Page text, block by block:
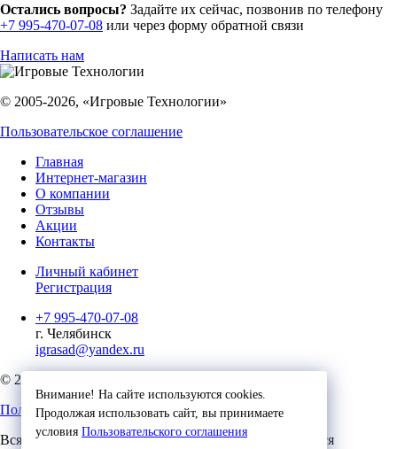
Внимание! На сайте используются cookies.
Продолжая использовать сайт, вы принимаете
условия Пользовательского соглашения
Остались вопросы? Задайте их сейчас, позвонив по телефону
+7 995-470-07-08 или через форму обратной связи
Написать нам
© 2005-2026, «Игровые Технологии»
Пользовательское соглашение
Главная
Интернет-магазин
О компании
Отзывы
Акции
Контакты
Личный кабинет
Регистрация
+7 995-470-07-08
г. Челябинск
igrasad@yandex.ru
© 2023, Игровые Технологии
Пользовательское соглашение
Вся представленная на сайте информация, касающаяся